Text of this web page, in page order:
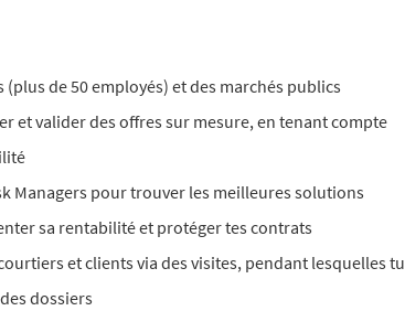
de 50 employés) et des marchés publics
et valider des offres sur mesure, en tenant compte
Managers pour trouver les meilleures solutions
sa rentabilité et protéger tes contrats
et clients via des visites, pendant lesquelles tu
dossiers